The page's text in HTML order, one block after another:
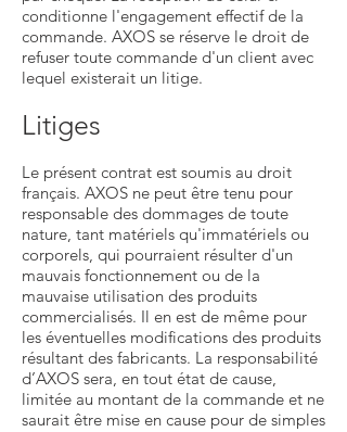
conditionne l'engagement effectif de la
commande. AXOS se réserve le droit de
refuser toute commande d'un client avec
lequel existerait un litige.
Litiges
Le présent contrat est soumis au droit
français. AXOS ne peut être tenu pour
responsable des dommages de toute
nature, tant matériels qu'immatériels ou
corporels, qui pourraient résulter d'un
mauvais fonctionnement ou de la
mauvaise utilisation des produits
commercialisés. Il en est de même pour
les éventuelles modifications des produits
résultant des fabricants. La responsabilité
d’AXOS sera, en tout état de cause,
limitée au montant de la commande et ne
saurait être mise en cause pour de simples